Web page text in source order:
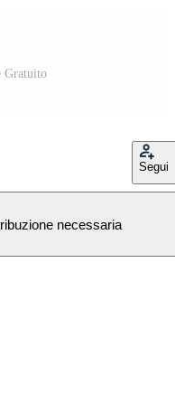
Gratuito
Segui
necessaria